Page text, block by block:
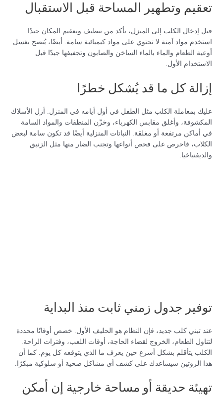
تعقيم وتطهير المساحة قبل الاستقبال
قبل إدخال الكلب إلى المنزل، تأكد من تنظيف وتعقيم المكان جيدًا.
استخدم مواد آمنة لا تحتوي على مواد كيميائية سامة. أيضًا، يُنصح بغسل
أوعية الطعام والماء بالماء الساخن والصابون وتجفيفها جيدًا قبل
الاستخدام الأول.
إزالة كل ما قد يُشكل خطرًا
عليك بمعاملة الكلب مثل الطفل في أول أيامه في المنزل. أزل الأسلاك
المكشوفة، وأغلق مقابس الكهرباء، وخزّن المنظفات والمواد السامة
في أماكن مرتفعة أو مغلقة. النباتات المنزلية أيضًا قد تكون سامة لبعض
الكلاب، فاحرص على فحص أنواعها وتجنب الضار منها مثل الزنبق
والديفنباخيا.
توفير جدول زمني ثابت منذ البداية
عند تبني كلب جديد، فإن النظام هو الحليف الأول. خصص أوقاتًا محددة
لتناول الطعام، الخروج لقضاء الحاجة، أوقات اللعب، وفترات الراحة.
الكلب يتأقلم بشكل أسرع حين يعرف ما الذي يتوقعه كل يوم. كما أن
هذا الروتين سيساعدك على كشف أي مشاكل صحية أو سلوكية مبكرًا.
تهيئة حديقة أو مساحة خارجية إن أمكن